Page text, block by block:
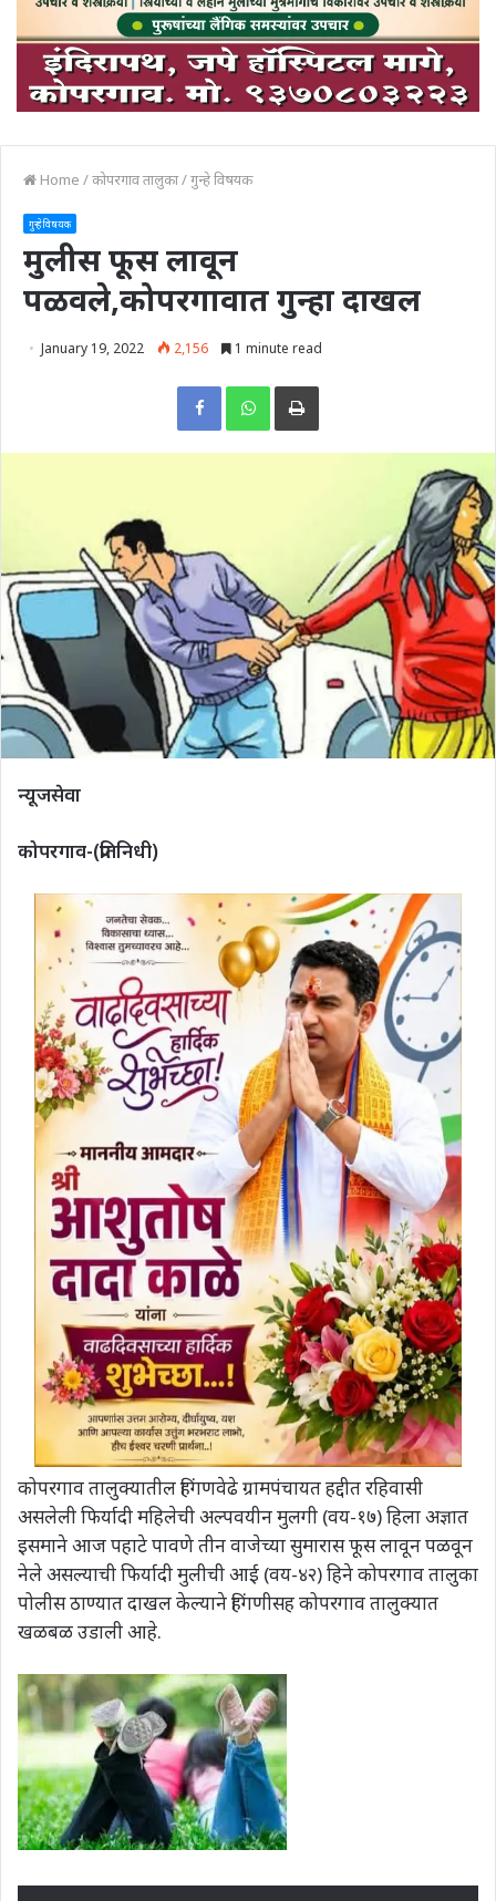
Home /कोपरगाव तालुका/गुन्हे विषयक
गुन्हे विषयक
मुलीस फूस लावून
पळवले,कोपरगावात गुन्हा दाखल
January 19, 2022 2,156 1 minute read
Print
न्यूजसेवा
कोपरगाव-(प्रतिनिधी)
कोपरगाव तालुक्यातील हिंगणवेढे ग्रामपंचायत हद्दीत रहिवासी
असलेली फिर्यादी महिलेची अल्पवयीन मुलगी (वय-१७) हिला अज्ञात
इसमाने आज पहाटे पावणे तीन वाजेच्या सुमारास फूस लावून पळवून
नेले असल्याची फिर्यादी मुलीची आई (वय-४२) हिने कोपरगाव तालुका
पोलीस ठाण्यात दाखल केल्याने हिंगणीसह कोपरगाव तालुक्यात
खळबळ उडाली आहे.